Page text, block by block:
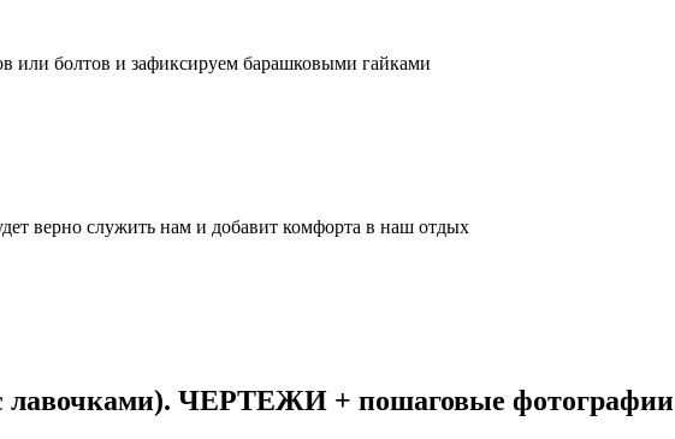
болтов и зафиксируем барашковыми гайками
верно служить нам и добавит комфорта в наш отдых
лавочками). ЧЕРТЕЖИ + пошаговые фотографии